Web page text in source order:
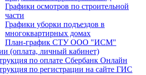
Графики осмотров по строительной
части
Графики уборки подъездов в
многоквартирных домах
План-график СТУ ООО "ИСМ"
(оплата, личный кабинет)
по оплате Сбербанк Онлайн
по регистрации на сайте ГИС